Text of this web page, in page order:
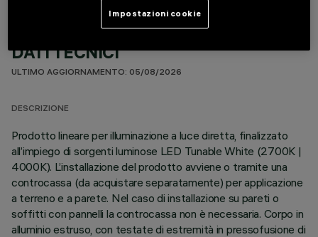
DATI TECNICI
ULTIMO AGGIORNAMENTO: 05/08/2026
DESCRIZIONE
Prodotto lineare per illuminazione a luce diretta, finalizzato
all’impiego di sorgenti luminose LED Tunable White (2700K |
4000K). L’installazione del prodotto avviene o tramite una
controcassa (da acquistare separatamente) per applicazione
a terreno e a parete. Nel caso di installazione su pareti o
soffitti con pannelli la controcassa non è necessaria. Corpo in
alluminio estruso, con testate di estremità in pressofusione di
Impostazioni cookie